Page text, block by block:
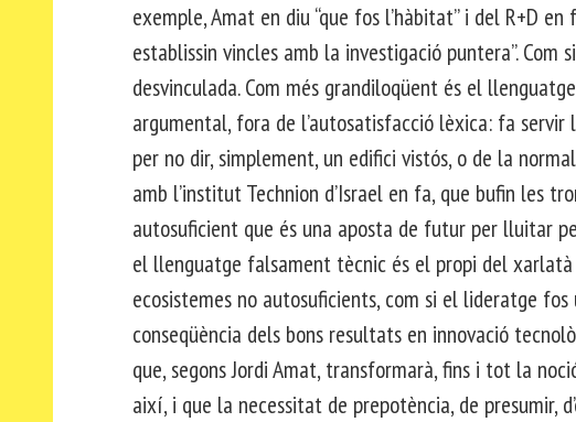
exemple, Amat en diu “que fos l’hàbitat” i del R+D
establissin vincles amb la investigació puntera”.
desvinculada. Com més grandiloqüent és el
argumental, fora de l’autosatisfacció lèxica: fa servir
per no dir, simplement, un edifici vistós, o de la
amb l’institut Technion d’Israel en fa, que bufin les
autosuficient que és una aposta de futur per lluitar
el llenguatge falsament tècnic és el propi del xarlatà
ecosistemes no autosuficients, com si el lideratge
conseqüència dels bons resultats en innovació
que, segons Jordi Amat, transformarà, fins i tot la
així, i que la necessitat de prepotència, de presumir,